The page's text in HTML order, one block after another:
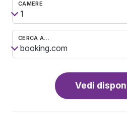
CAMERE
CERCA A…
Vedi